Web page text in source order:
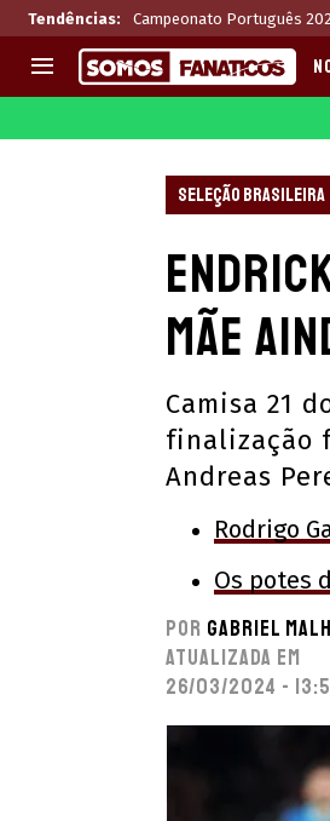
Tendências: Campeonato Português
CHAMPIONS LEAGUE
PREMIER LEAGUE
LIGA PORTUGUESA
EUROPA LEAGUE
APPS
SELEÇÃO BRASILEIRA
mãe
Camisa 21
finalização
Andreas
Rodrigo
Os potes
Por Gabriel
Atualizada em
26/03/2024 -